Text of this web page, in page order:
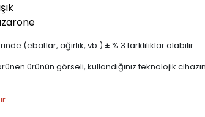
(ebatlar, ağırlık, vb.) ± % 3 farklılıklar olabilir.
ürünün görseli, kullandığınız teknolojik